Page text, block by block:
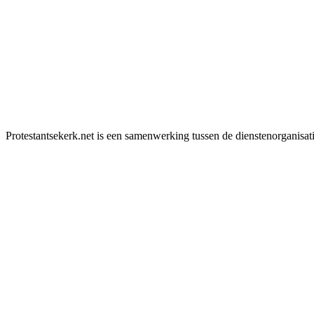
Protestantsekerk.net is een samenwerking tussen de